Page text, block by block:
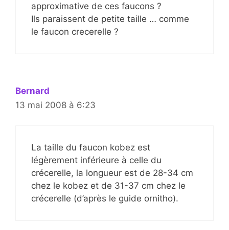
approximative de ces faucons ?
Ils paraissent de petite taille … comme
le faucon crecerelle ?
Bernard
13 mai 2008 à 6:23
La taille du faucon kobez est
légèrement inférieure à celle du
crécerelle, la longueur est de 28-34 cm
chez le kobez et de 31-37 cm chez le
crécerelle (d’après le guide ornitho).